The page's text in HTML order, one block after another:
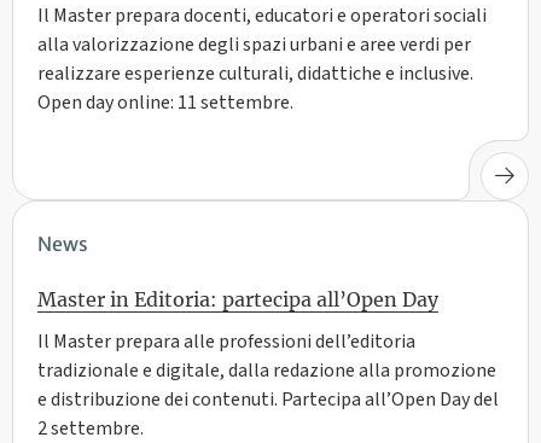
Il Master prepara docenti, educatori e operatori sociali
alla valorizzazione degli spazi urbani e aree verdi per
realizzare esperienze culturali, didattiche e inclusive.
Open day online: 11 settembre.
News
Master in Editoria: partecipa all’Open Day
Il Master prepara alle professioni dell’editoria
tradizionale e digitale, dalla redazione alla promozione
e distribuzione dei contenuti. Partecipa all’Open Day del
2 settembre.